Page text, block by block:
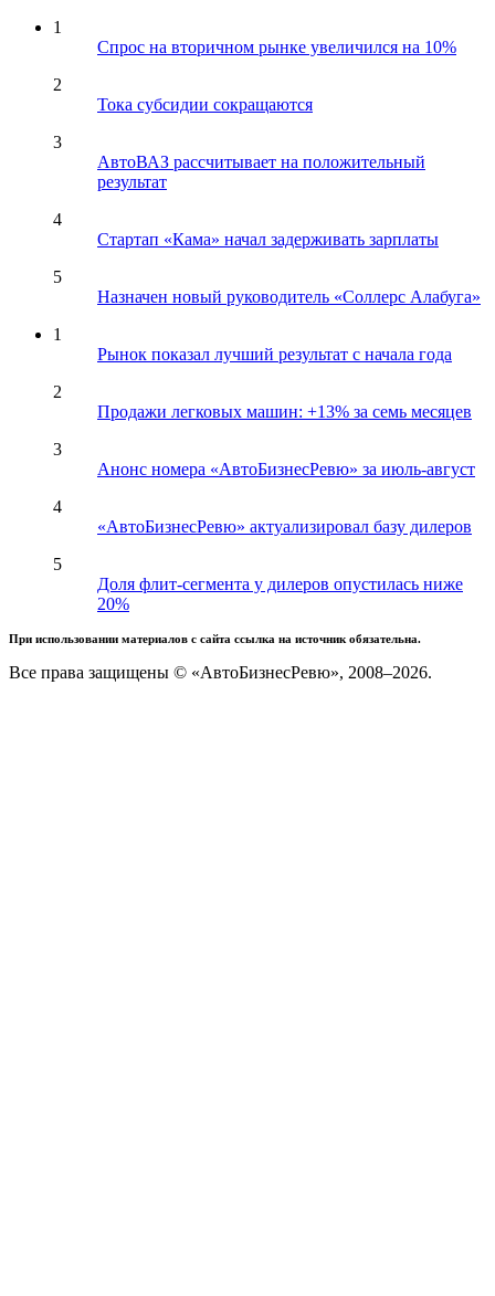
1
Спрос на вторичном рынке увеличился на 10%
2
Тока субсидии сокращаются
3
АвтоВАЗ рассчитывает на положительный
результат
4
Стартап «Кама» начал задерживать зарплаты
5
Назначен новый руководитель «Соллерс Алабуга»
1
Рынок показал лучший результат с начала года
2
Продажи легковых машин: +13% за семь месяцев
3
Анонс номера «АвтоБизнесРевю» за июль-август
4
«АвтоБизнесРевю» актуализировал базу дилеров
5
Доля флит-сегмента у дилеров опустилась ниже
20%
При использовании материалов с сайта ссылка на источник обязательна.
Все права защищены © «АвтоБизнесРевю», 2008–2026.